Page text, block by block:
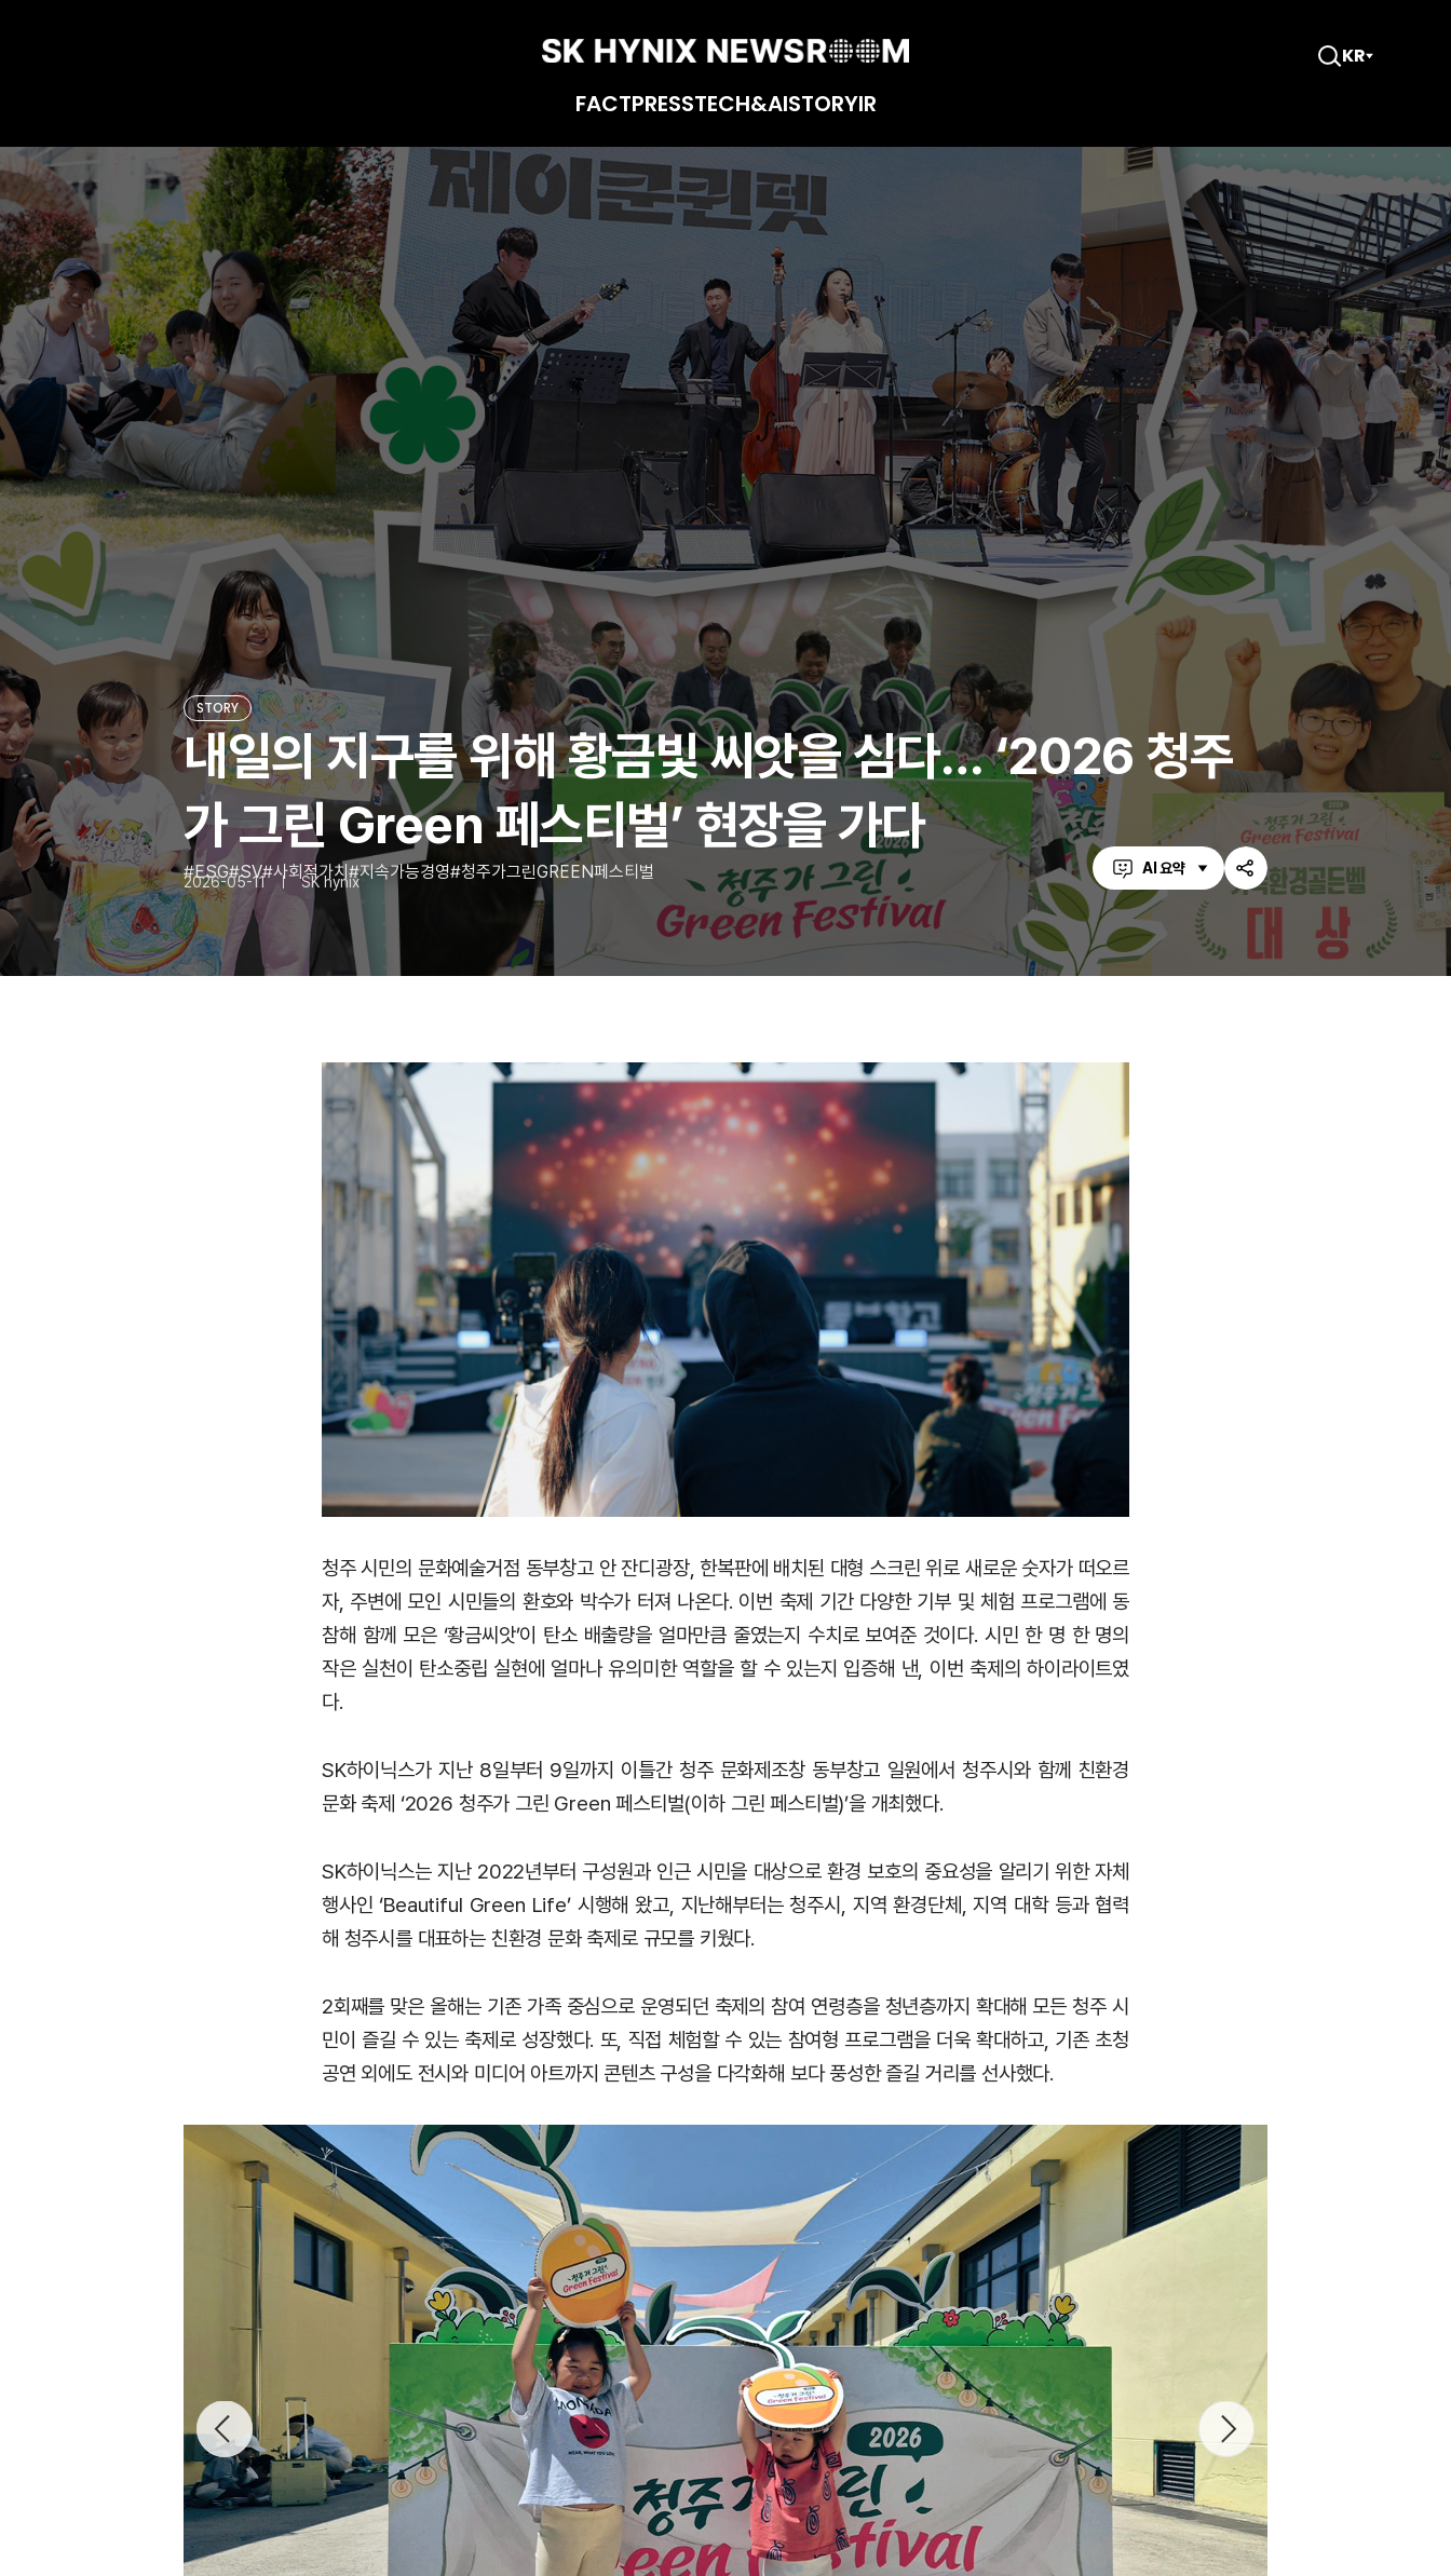
FACTPRESSTECH&AISTORYIR
검
열
기
KR
STORY
내일의 지구를 위해 황금빛 씨앗을 심다… ‘2026 청주
가 그린 Green 페스티벌’ 현장을 가다
ESG SV 사회적가치 지속가능경영 청주가그린GREEN페스티벌
2026-05-11 SK hynix
AI 요약
공
유
기
STORY내일의 지구를 위해 황금빛 씨앗을 심다… ‘2026 청주가 그린 Green 페스티벌’ 현장을 가다
청주 시민의 문화예술거점 동부창고 안 잔디광장, 한복판에 배치된 대형 스크린 위로 새로운 숫자가 떠오르
자, 주변에 모인 시민들의 환호와 박수가 터져 나온다. 이번 축제 기간 다양한 기부 및 체험 프로그램에 동
참해 함께 모은 ‘황금씨앗’이 탄소 배출량을 얼마만큼 줄였는지 수치로 보여준 것이다. 시민 한 명 한 명의
작은 실천이 탄소중립 실현에 얼마나 유의미한 역할을 할 수 있는지 입증해 낸, 이번 축제의 하이라이트였
다.
SK하이닉스가 지난 8일부터 9일까지 이틀간 청주 문화제조창 동부창고 일원에서 청주시와 함께 친환경
문화 축제 ‘2026 청주가 그린 Green 페스티벌(이하 그린 페스티벌)’을 개최했다.
SK하이닉스는 지난 2022년부터 구성원과 인근 시민을 대상으로 환경 보호의 중요성을 알리기 위한 자체
행사인 ‘Beautiful Green Life’ 시행해 왔고, 지난해부터는 청주시, 지역 환경단체, 지역 대학 등과 협력
해 청주시를 대표하는 친환경 문화 축제로 규모를 키웠다.
2회째를 맞은 올해는 기존 가족 중심으로 운영되던 축제의 참여 연령층을 청년층까지 확대해 모든 청주 시
민이 즐길 수 있는 축제로 성장했다. 또, 직접 체험할 수 있는 참여형 프로그램을 더욱 확대하고, 기존 초청
공연 외에도 전시와 미디어 아트까지 콘텐츠 구성을 다각화해 보다 풍성한 즐길 거리를 선사했다.